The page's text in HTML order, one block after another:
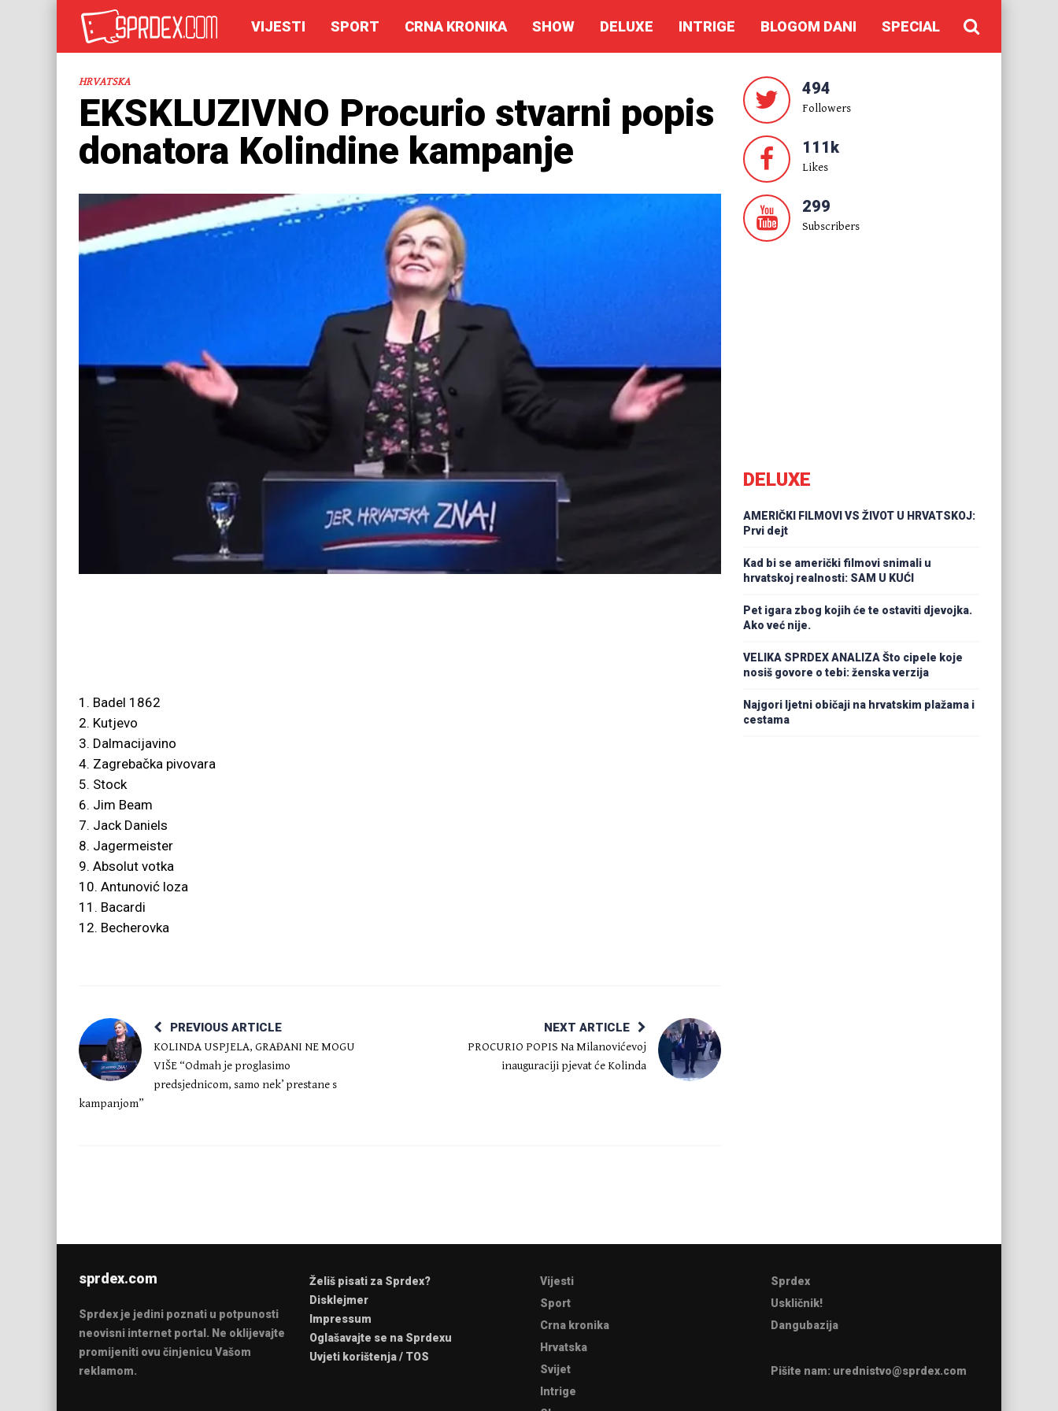
VIJESTI SPORT CRNA KRONIKA SHOW DELUXE INTRIGE BLOGOM DANI SPECIAL
HRVATSKA
EKSKLUZIVNO Procurio stvarni popis
donatora Kolindine kampanje
1. Badel 1862
2. Kutjevo
3. Dalmacijavino
4. Zagrebačka pivovara
5. Stock
6. Jim Beam
7. Jack Daniels
8. Jagermeister
9. Absolut votka
10. Antunović loza
11. Bacardi
12. Becherovka
PREVIOUS ARTICLE
KOLINDA USPJELA, GRAĐANI NE MOGU
VIŠE “Odmah je proglasimo
predsjednicom, samo nek’ prestane s
kampanjom”
NEXT ARTICLE
PROCURIO POPIS Na Milanovićevoj
inauguraciji pjevat će Kolinda
494
Followers
111k
Likes
299
Subscribers
DELUXE
AMERIČKI FILMOVI VS ŽIVOT U HRVATSKOJ:
Prvi dejt
Kad bi se američki filmovi snimali u
hrvatskoj realnosti: SAM U KUĆI
Pet igara zbog kojih će te ostaviti djevojka.
Ako već nije.
VELIKA SPRDEX ANALIZA Što cipele koje
nosiš govore o tebi: ženska verzija
Najgori ljetni običaji na hrvatskim plažama i
cestama
sprdex.com
Sprdex je jedini poznati u potpunosti
neovisni internet portal. Ne oklijevajte
promijeniti ovu činjenicu Vašom
reklamom.
Želiš pisati za Sprdex?
Disklejmer
Impressum
Oglašavajte se na Sprdexu
Uvjeti korištenja / TOS
Vijesti
Sport
Crna kronika
Hrvatska
Svijet
Intrige
Sprdex
Uskličnik!
Dangubazija
Pišite nam: urednistvo@sprdex.com